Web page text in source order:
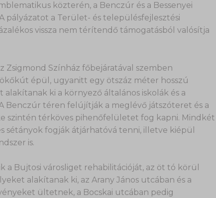
közterén, a Benczúr és a Bessenyei
pályázatot a Terület- és településfejlesztési
vissza nem térítendő támogatásból valósítja
Zsigmond Színház főbejáratával szemben
épül, ugyanitt egy ötszáz méter hosszú
ki a környező általános iskolák és a
Benczúr téren felújítják a meglévő játszóteret és a
szintén térköves pihenőfelületet fog kapni. Mindkét
sétányok fogják átjárhatóvá tenni, illetve kiépül
is.
a Bujtosi városliget rehabilitációját, az öt tó körül
alakítanak ki, az Arany János utcában és a
ültetnek, a Bocskai utcában pedig